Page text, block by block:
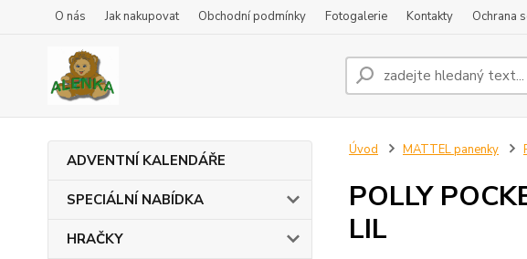
O nás Jak nakupovat Obchodní podmínky Fotogalerie Kontakty Ochrana
ADVENTNÍ KALENDÁŘE
SPECIÁLNÍ NABÍDKA
HRAČKY
Úvod MATTEL panenky
POLLY
LIL